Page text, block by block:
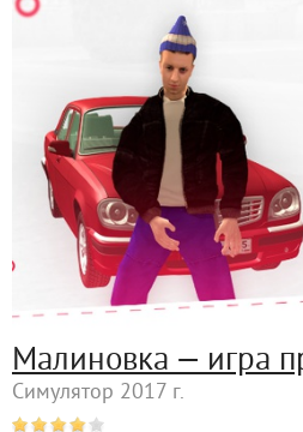
Малиновка — игра
Симулятор 2017 г.